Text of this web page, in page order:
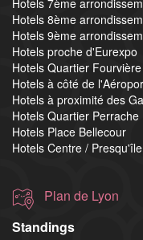
Hotels 8ème
Hotels 9ème
Hotels proche d'Eurexpo
Hotels Quartier Fourvière
Hotels à côté de
Hotels à proximité des
Hotels Quartier Perrache
Hotels Place Bellecour
Hotels Centre / Presqu'île
Plan de Lyon
Standings